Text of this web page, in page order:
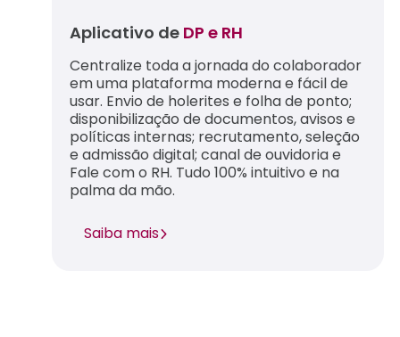
Aplicativo de DP e RH
Centralize toda a jornada do colaborador
em uma plataforma moderna e fácil de
usar. Envio de holerites e folha de ponto;
disponibilização de documentos, avisos e
políticas internas; recrutamento, seleção
e admissão digital; canal de ouvidoria e
Fale com o RH. Tudo 100% intuitivo e na
palma da mão.
Saiba mais